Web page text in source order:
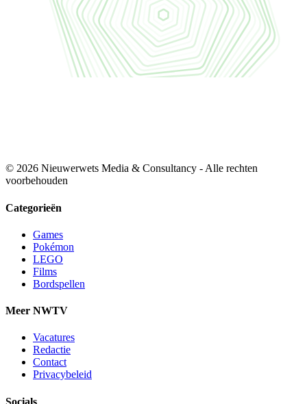
© 2026 Nieuwerwets Media & Consultancy - Alle rechten
voorbehouden
Categorieën
Games
Pokémon
LEGO
Films
Bordspellen
Meer NWTV
Vacatures
Redactie
Contact
Privacybeleid
Socials